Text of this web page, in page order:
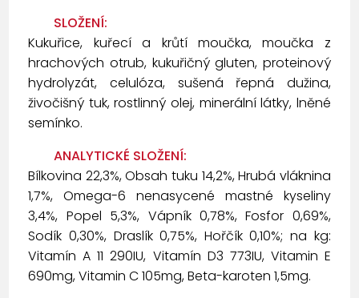
SLOŽENÍ:
Kukuřice, kuřecí a krůtí moučka, moučka z
hrachových otrub, kukuřičný gluten, proteinový
hydrolyzát, celulóza, sušená řepná dužina,
živočišný tuk, rostlinný olej, minerální látky, lněné
semínko.
ANALYTICKÉ SLOŽENÍ:
Bílkovina 22,3%, Obsah tuku 14,2%, Hrubá vláknina
1,7%, Omega-6 nenasycené mastné kyseliny
3,4%, Popel 5,3%, Vápník 0,78%, Fosfor 0,69%,
Sodík 0,30%, Draslík 0,75%, Hořčík 0,10%; na kg:
Vitamín A 11 290IU, Vitamín D3 773IU, Vitamin E
690mg, Vitamin C 105mg, Beta-karoten 1,5mg.